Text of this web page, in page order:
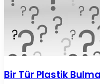
Bir Tür Plastik